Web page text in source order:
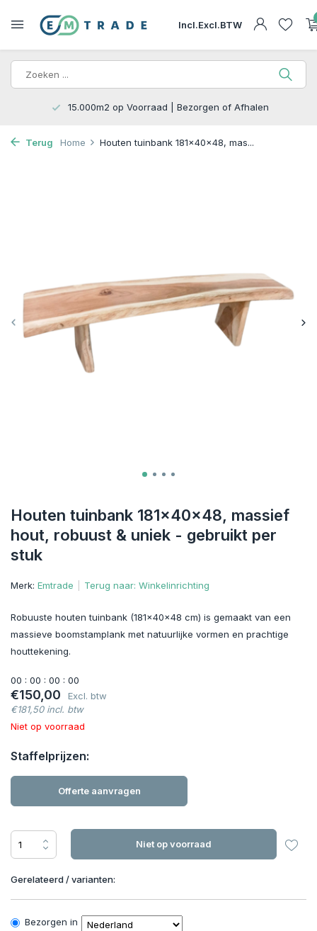
Incl.Excl.BTW
15.000m2 op Voorraad | Bezorgen of Afhalen
Terug Home Houten tuinbank 181x40x48, mas...
Houten tuinbank 181x40x48, massief
hout, robuust & uniek - gebruikt per
stuk
Merk: Emtrade Terug naar: Winkelinrichting
Robuuste houten tuinbank (181x40x48 cm) is gemaakt van een
massieve boomstamplank met natuurlijke vormen en prachtige
houttekening.
00 : 00 : 00 : 00
€150,00
Excl. btw
€181,50 incl. btw
Niet op voorraad
Staffelprijzen:
Offerte aanvragen
Niet op voorraad
Gerelateerd / varianten:
Bezorgen in